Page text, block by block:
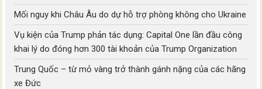
Mối nguy khi Châu Âu do dự hỗ trợ phòng không cho Ukraine
Vụ kiện của Trump phản tác dụng: Capital One lần đầu công
khai lý do đóng hơn 300 tài khoản của Trump Organization
Trung Quốc – từ mỏ vàng trở thành gánh nặng của các hãng
xe Đức